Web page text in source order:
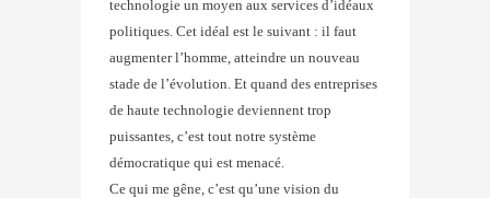
technologie un moyen aux services d’idéaux
politiques. Cet idéal est le suivant : il faut
augmenter l’homme, atteindre un nouveau
stade de l’évolution. Et quand des entreprises
de haute technologie deviennent trop
puissantes, c’est tout notre système
démocratique qui est menacé.
Ce qui me gêne, c’est qu’une vision du